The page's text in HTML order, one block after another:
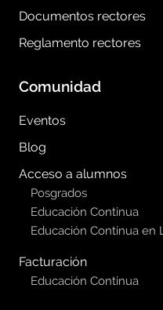
Documentos rectores
Reglamento rectores
Comunidad
Eventos
Blog
Acceso a alumnos
Posgrados
Educación Continua
Educación Continua en
Facturación
Educación Continua